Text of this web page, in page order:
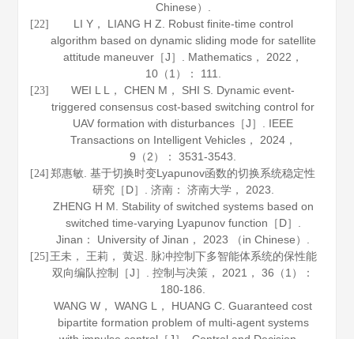
Chinese）.
[22]
LI Y， LIANG H Z. Robust finite-time control
algorithm based on dynamic sliding mode for satellite
attitude maneuver［J］. Mathematics ， 2022 ，
10（1）： 111.
[23]
WEI L L， CHEN M， SHI S. Dynamic event-
triggered consensus cost-based switching control for
UAV formation with disturbances［J］. IEEE
Transactions on Intelligent Vehicles， 2024，
9 （2）： 3531-3543.
[24] 郑惠敏. 基于切换时变Lyapunov函数的切换系统稳定性
研究［D］. 济南： 济南大学， 2023
ZHENG H M. Stability of switched systems based on
switched time-varying Lyapunov function［D］.
Jinan： University of Jinan， 2023 （in Chinese）.
[25] 王未， 王莉， 黄迟. 脉冲控制下多智能体系统的保性能
双向编队控制［J］.控制与决策 ， 2021 ，36 （1）：
180-186.
WANG W， WANG L， HUANG C. Guaranteed cost
bipartite formation problem of multi-agent systems